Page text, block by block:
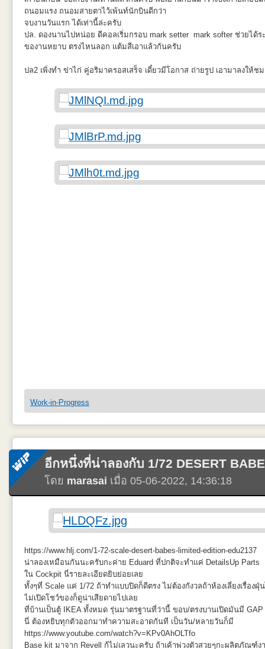
ท่าจัดตามหน้ากล่องของ MG
หลังภายในเสร็จ เริ่มติดกาว แปลกๆกับกาวฝาส้มมาก ที่มันไม่ค่อยติด/ทำล
หลังจากนั้นต้องใช้กาวฝาขาวลงใหม่แทนและมัดยางแบบแน่นขึ้นเพื่อให้มั
เสริมมันไปเกยกับชิ้น cabin เดิมอยู่นิดนึง
งเล็กๆแทนละ
มุมใต้ลำตัวอีกด้าน ดูใต้ซุ้มล้อปิดที่ต้องเสริมด้วยแผ่น Plastic บางๆเหมือ
หน่อยให้เหลือแต่แกน บางทีอาจให้ไว้เพื่อไว้ปรับพับขึ้น/ลงได้มั๊ง
แต่เนื่องจากแกนมันเป็นแค่ plastic บางๆตอนยัดเข้าไปมันฝืดที่มุมนอก ผล
นิดหน่อยก้พอได้อยู่
วันนี้ยังดูอยู่ว่าถ้าไม่ติดอะไร อาจเอามาปิดด้านในแล้วพ่นสีพื้นลำตัวขาวอ
หน้าจะมาเพิ่มเติมครับ
ถนอมแรง ถนอมสายตาไว้เพ้นท์นักบินดีกว่า
จบงานวันแรก ได้เท่านี้ล่ะครับ
ปล. ดองนานไปหน่อย ดีคอลเริ่มกรอบ mark setter mark softer ช่วยได้ร
ของานหยาบ ตรงไหนลอก แต้มสีเอาแล้วกันครับ
ปล2 เพิ่งทำ ข่าไก่ คู่อริมาครอสเสร็จ เดี๋ยวมีโอกาส ถ่ายรูป เอามาลงให้ช
Work-in-Progress
อีกหนึ่งที่น่าลองกับ 1/72 DESERT
โดย marasai เมื่อ 05-06-2022, 14:36:18
https://www.hlj.com/1-72-scale-desert-babes-limited-edition-edu2137
น่าลองเหมือนกันนะครับกะค่าย Eduard ที่ปกติจะทำแค่ DetailsUp Parts
ใน Cockpit นี่รายละเอียดยิบย่อยเลย
ทั้งๆที่ Scale แค่ 1/72 ถ้าทำแบบปิดก็ดีตรง ไม่ต้องกังวลถ้าห้องเลี่ยงเรื่อง
ไม่เปิดโชว์ของก็ดูน่าเสียดายไปเลย
ที่บ้านเป็นตู้ IKEA ทั้งหมด รุ่นมาตรฐานที่ว่านี้ ขอบ/ตรงบานเปิดมันมี
นี่ ต้องหยิบทุกตัวออกมาทำความสะอาดกันที เป็นวัน/หลายวันก็มี
https://www.youtube.com/watch?v=KPv0AhOLTfo
Base kit มาจาก Revell ก้ไม่เลวนะครับ ถ้าเค้าพ่วงตัวสวยๆกะผลิตภัณฑ์ง